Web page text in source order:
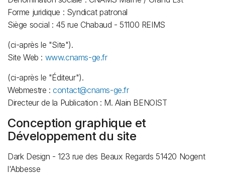
Forme juridique : Syndicat patronal
Siège social : 45 rue Chabaud - 51100 REIMS
(ci-après le "Site").
Site Web : www.cnams-ge.fr
(ci-après le "Éditeur").
Webmestre :contact@cnams-ge.fr
Directeur de la Publication : M. Alain BENOIST
Conception graphique et
Développement du site
Dark Design - 123 rue des Beaux Regards 51420 Nogent
l'Abbesse